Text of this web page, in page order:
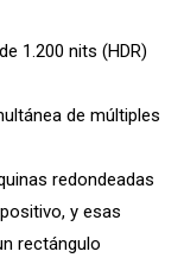
1.200 nits (HDR)
de múltiples
redondeadas
y esas
rectángulo